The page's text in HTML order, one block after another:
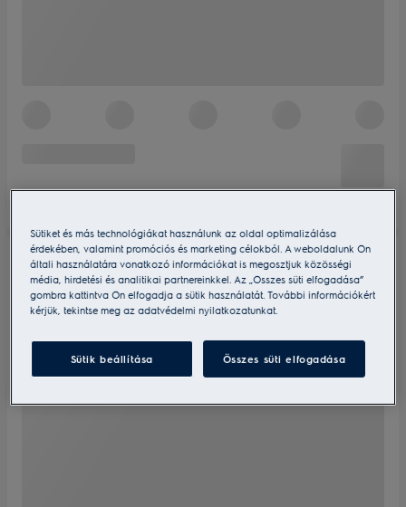
Sütiket és más technológiákat használunk az oldal optimalizálása
érdekében, valamint promóciós és marketing célokból. A weboldalunk Ön
általi használatára vonatkozó információkat is megosztjuk közösségi
média, hirdetési és analitikai partnereinkkel. Az „Összes süti elfogadása”
gombra kattintva Ön elfogadja a sütik használatát. További információkért
kérjük, tekintse meg az adatvédelmi nyilatkozatunkat.
Sütik beállítása Összes süti elfogadása